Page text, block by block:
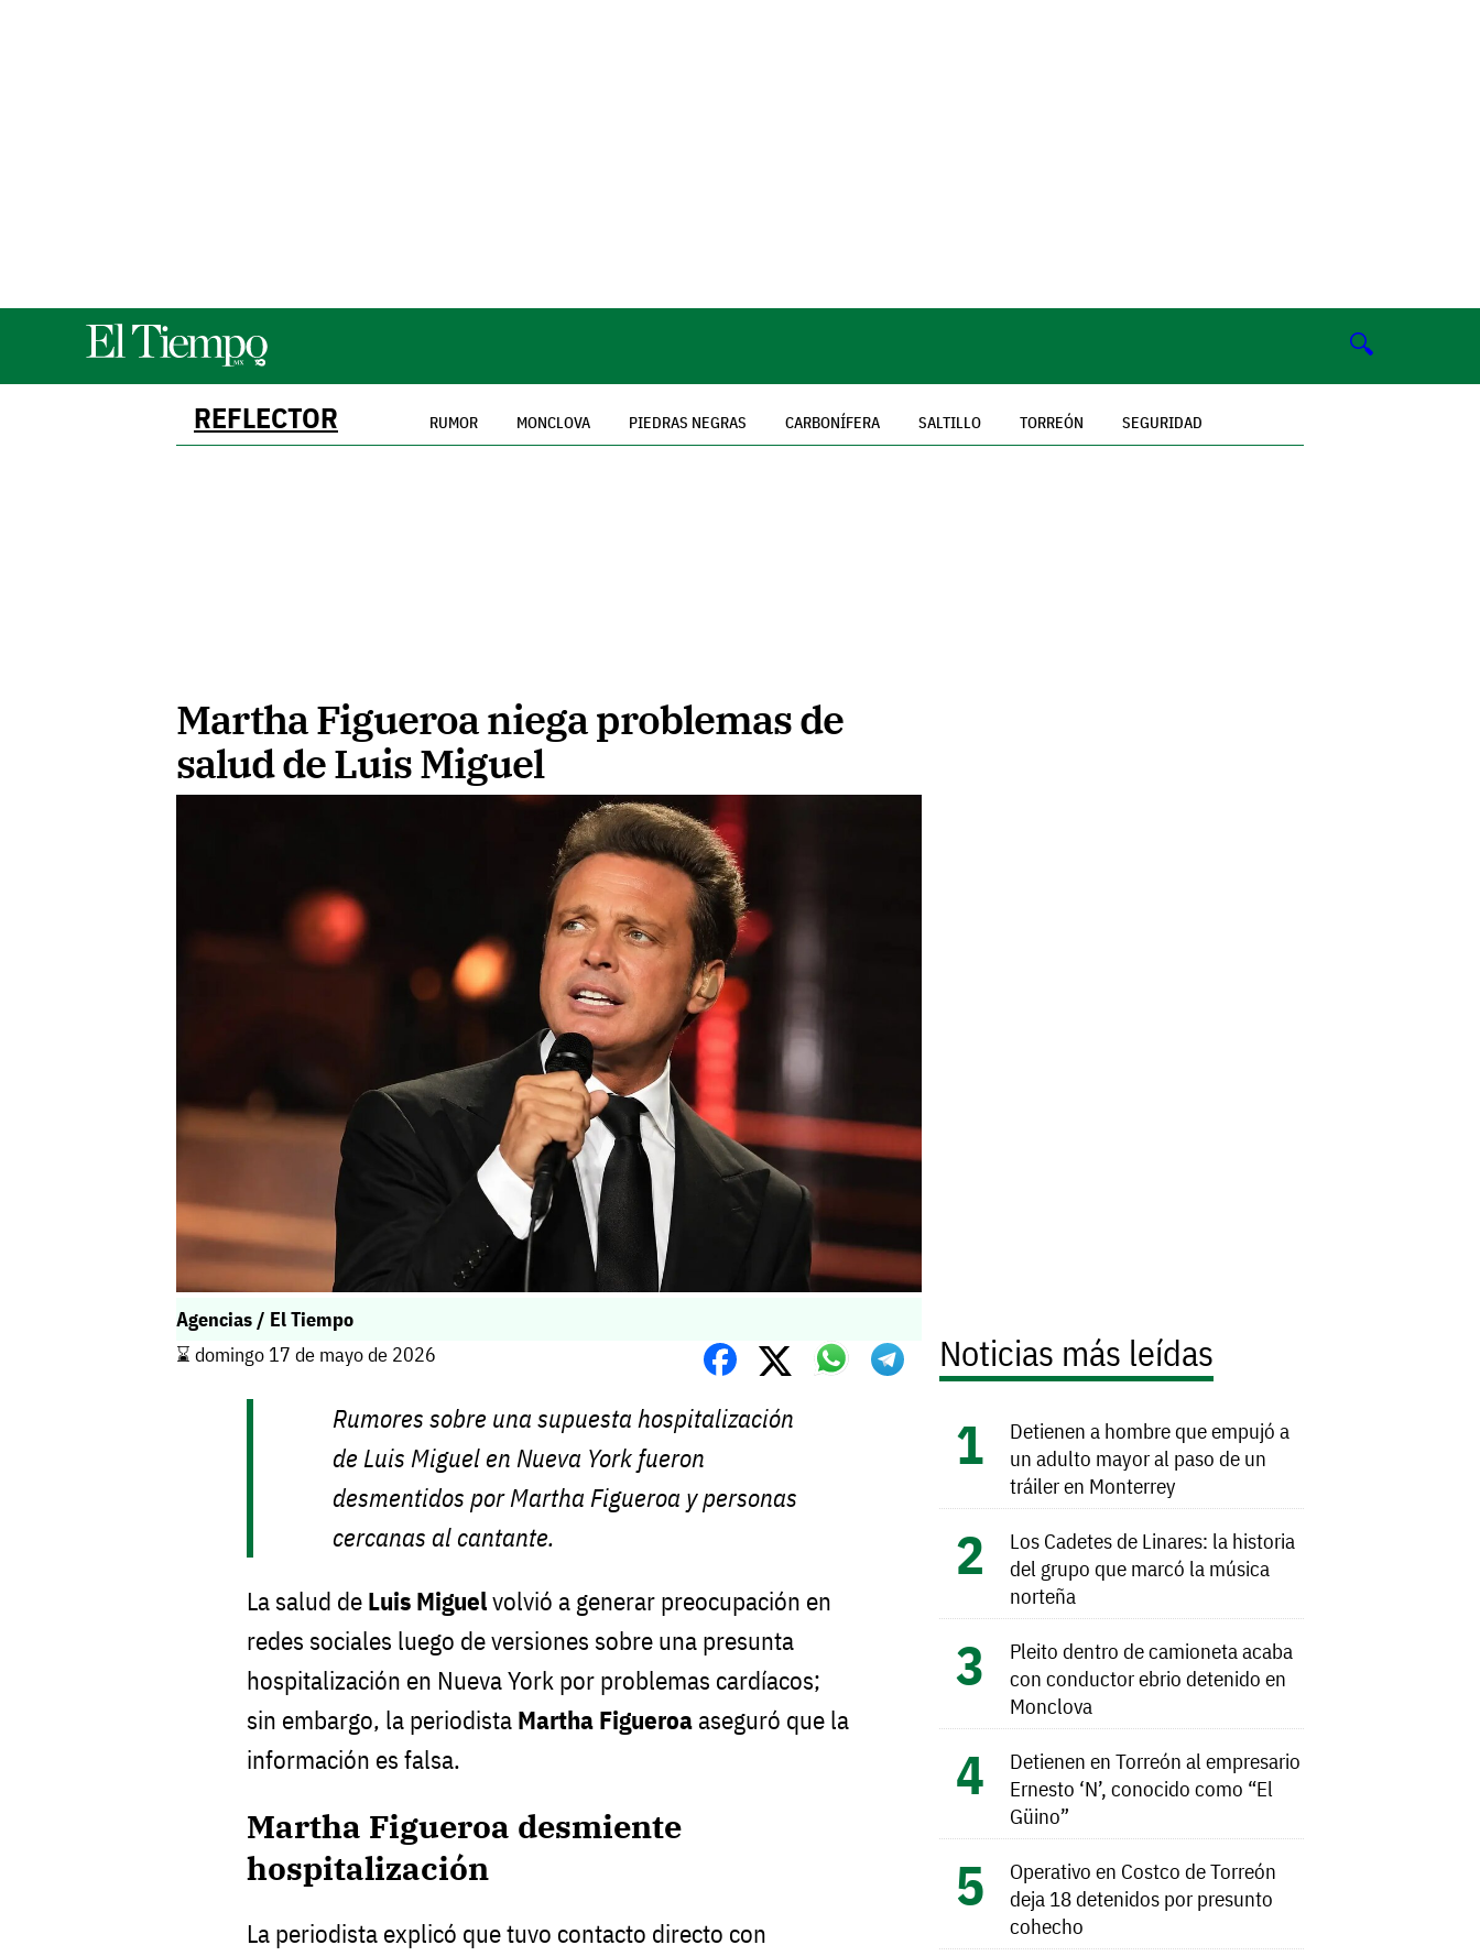
🔍
REFLECTOR RUMOR MONCLOVA PIEDRAS NEGRAS CARBONÍFERA SALTILLO TORREÓN SEGURIDAD
Martha Figueroa niega problemas de
salud de Luis Miguel
Agencias / El Tiempo
⌛️ domingo 17 de mayo de 2026
Rumores sobre una supuesta hospitalización
de Luis Miguel en Nueva York fueron
desmentidos por Martha Figueroa y personas
cercanas al cantante.
La salud de Luis Miguelvolvió a generar preocupación en
redes sociales luego de versiones sobre una presunta
hospitalización en Nueva York por problemas cardíacos;
sin embargo, la periodista Martha Figueroa aseguró que la
información es falsa.
Martha Figueroa desmiente
hospitalización
La periodista explicó que tuvo contacto directo con
Noticias más leídas
Detienen a hombre que empujó a
un adulto mayor al paso de un
tráiler en Monterrey
Los Cadetes de Linares: la historia
del grupo que marcó la música
norteña
Pleito dentro de camioneta acaba
con conductor ebrio detenido en
Monclova
Detienen en Torreón al empresario
Ernesto ‘N’, conocido como “El
Güino”
Operativo en Costco de Torreón
deja 18 detenidos por presunto
cohecho